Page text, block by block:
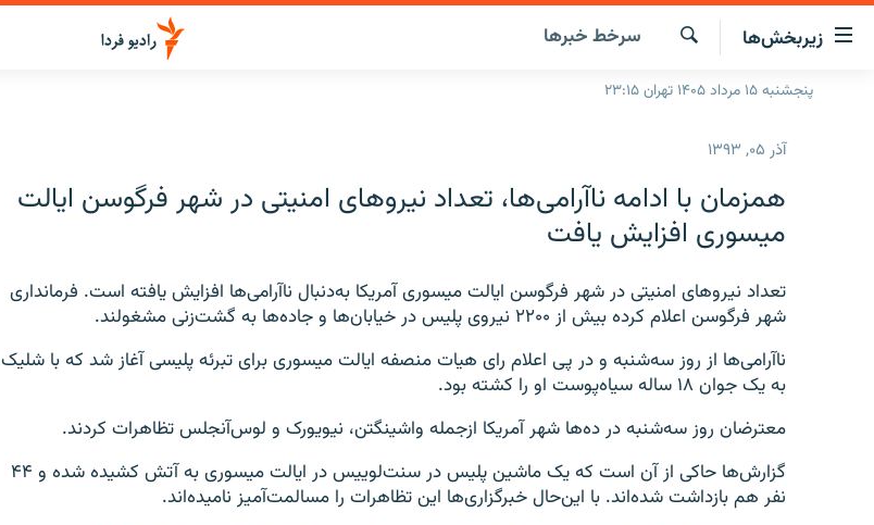
لینک‌های
قابلیت
دسترسی
زیربخش‌ها
صفحه اصلی
انتخاب کنید و بشنوید
برنامه‌های رادیویی
چندرسانه‌ای
گزارش‌های تصویری
گزارش‌های ویدئویی
جستجو
سرخط‌ خبرها
پنجشنبه ۱۵ مرداد ۱۴۰۵ تهران ۲۳:۱۵
آذر ۰۵, ۱۳۹۳
همزمان با ادامه ناآرامی‌ها، تعداد نيروهای امنيتی در شهر فرگوسن ايالت
ميسوری افزايش يافت
تعداد نيروهای امنيتی در شهر فرگوسن ايالت ميسوری آمريکا به‌دنبال ناآرامی‌ها افزايش يافته است. فرمانداری
شهر فرگوسن اعلام کرده بيش از ۲۲۰۰ نيروی پليس در خيابان‌ها و جاده‌ها به گشت‌زنی مشغولند.
ناآرامی‌ها از روز سه‌شنبه و در پی اعلام رای هيات منصفه ايالت ميسوری برای تبرئه پليسی آغاز شد که با شليک
به يک جوان ۱۸ ساله سياه‌پوست او را کشته بود.
معترضان روز سه‌شنبه در ده‌ها شهر آمريکا ازجمله واشينگتن، نيويورک و لوس‌آنجلس تظاهرات کردند.
گزارش‌ها حاکی از آن است که يک ماشين پليس در سنت‌لوييس در ايالت ميسوری به آتش کشيده شده و ۴۴
نفر هم بازداشت شده‌اند. با اين‌حال خبرگزاری‌ها اين تظاهرات را مسالمت‌آميز ناميده‌اند.